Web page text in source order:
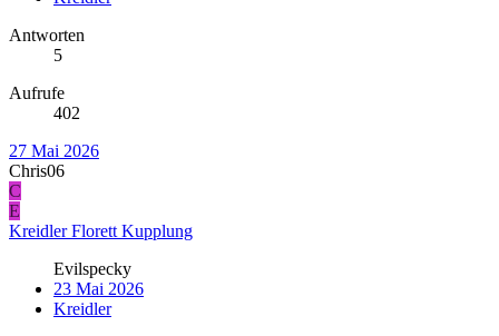
Antworten
5
Aufrufe
402
27 Mai 2026
Chris06
C
E
Kreidler Florett Kupplung
Evilspecky
23 Mai 2026
Kreidler